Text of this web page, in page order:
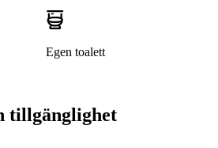
Egen toalett
tillgänglighet